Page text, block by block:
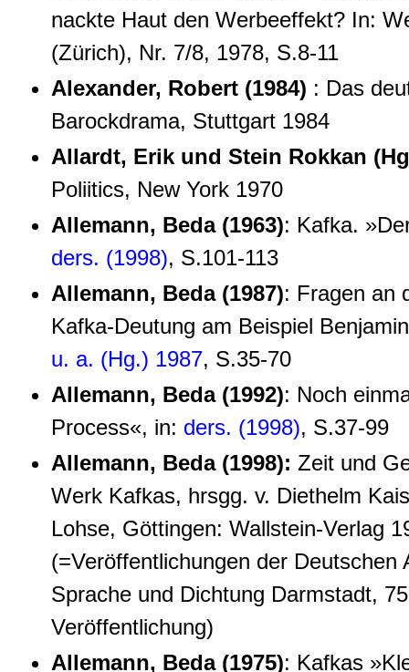
nackte Haut den Werbeeffekt? In:
(Zürich), Nr. 7/8, 1978, S.8-11
Alexander, Robert (1984) : Das
Barockdrama, Stuttgart 1984
Allardt, Erik und Stein Rokkan
Poliitics, New York 1970
Allemann, Beda (1963): Kafka.
ders. (1998), S.101-113
Allemann, Beda (1987): Fragen an
Kafka-Deutung am Beispiel
u. a. (Hg.) 1987, S.35-70
Allemann, Beda (1992): Noch
Process«, in: ders. (1998), S.37-99
Allemann, Beda (1998): Zeit und
Werk Kafkas, hrsgg. v. Diethelm
Lohse, Göttingen: Wallstein-Verlag
(=Veröffentlichungen der Deutschen
Sprache und Dichtung Darmstadt,
Veröffentlichung)
Allemann, Beda (1975): Kafkas